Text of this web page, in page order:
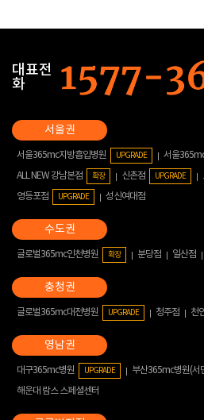
대표전
화
서울365mc지방흡입병원 UPGRADE 서울
ALL NEW 강남본점 확장 신촌점 UPGRADE
영등포점
UPGRADE 성신여대점
글로벌365mc인천병원 확장 분당점 일산점
글로벌365mc대전병원 UPGRADE 청주점 천
대구365mc병원 UPGRADE 부산365mc병원(서
해운대 람스 스페셜센터